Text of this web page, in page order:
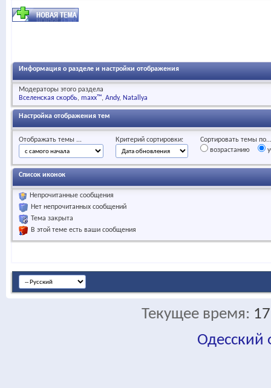
Информация о разделе и настройки отображения
Модераторы этого раздела
Вселенская скорбь maxx™ Andy Natallya
Настройка отображения тем
Отображать темы ... Критерий сортировки:
Сортировать темы по...
возрастанию
Список иконок
Непрочитанные сообщения
Нет непрочитанных сообщений
Тема закрыта
В этой теме есть ваши сообщения
Текущее время:
Одесский